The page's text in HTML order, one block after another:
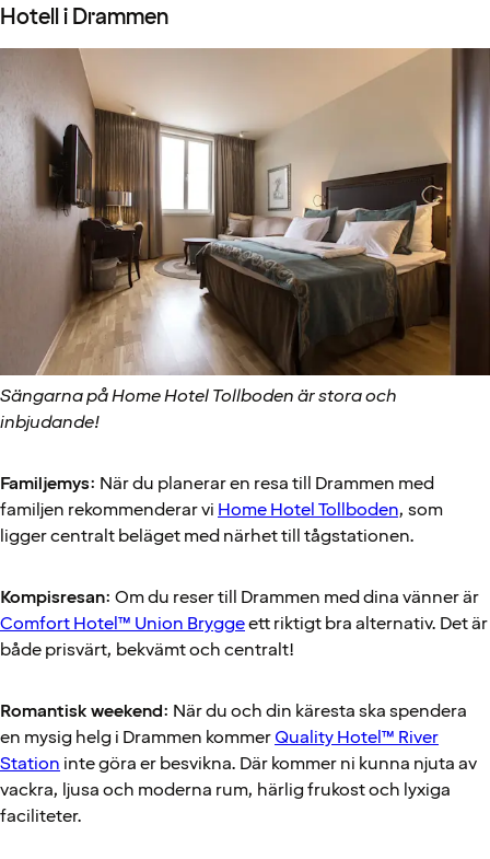
Hotell i Drammen
Sängarna på Home Hotel Tollboden är stora och
inbjudande!
Familjemys: När du planerar en resa till Drammen med
familjen rekommenderar vi Home Hotel Tollboden, som
ligger centralt beläget med närhet till tågstationen.
Kompisresan: Om du reser till Drammen med dina vänner är
Comfort Hotel™ Union Bryggeett riktigt bra alternativ. Det är
både prisvärt, bekvämt och centralt!
Romantisk weekend: När du och din käresta ska spendera
en mysig helg i Drammen kommerQuality Hotel™ River
Station inte göra er besvikna. Där kommer ni kunna njuta av
vackra, ljusa och moderna rum, härlig frukost och lyxiga
faciliteter.